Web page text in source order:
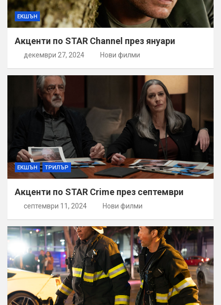
ЕКШЪН
Акценти по STAR Channel през януари
декември 27, 2024 Нови филми
ЕКШЪН ТРИЛЪР
Акценти по STAR Crime през септември
септември 11, 2024 Нови филми